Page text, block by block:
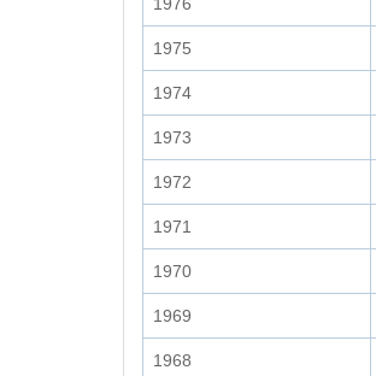
1975
1974
1973
1972
1971
1970
1969
1968